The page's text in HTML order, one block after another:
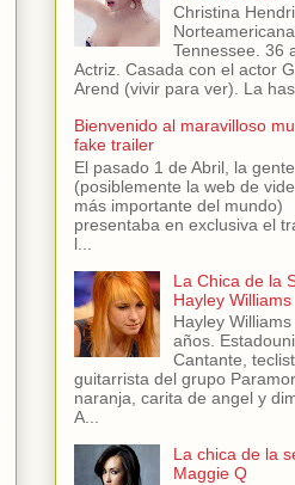
Christina
Tennessee. 36
Actriz. Casada con el actor
Arend (vivir para ver). La has
Bienvenido al maravilloso
fake trailer
El pasado 1 de Abril, la
(posiblemente la web de
más importante del mundo)
presentaba en exclusiva el
l...
La Chica de la
Hayley Williams
Hayley Williams
años.
Cantante,
guitarrista del grupo
naranja, carita de angel y
A...
La chica de la
Maggie Q